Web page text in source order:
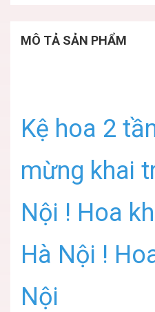
MÔ TẢ SẢN PHẨM
Kệ hoa 2
mừng khai
Nội ! Hoa
Hà Nội !
Nội